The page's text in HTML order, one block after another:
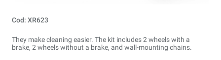
Cod: XR623
They make cleaning easier. The kit includes 2 wheels with a
brake, 2 wheels without a brake, and wall-mounting chains.